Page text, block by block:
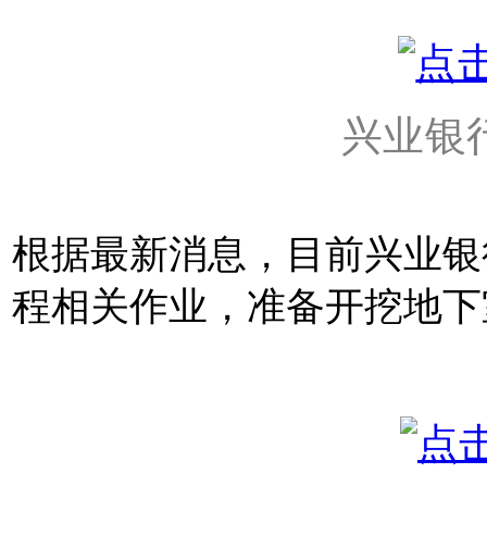
兴业银
根据最新消息，目前兴业
程相关作业，准备开挖地